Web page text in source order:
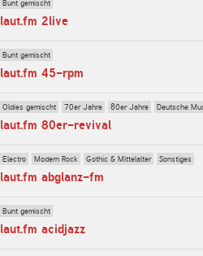
Bunt gemischt
laut.fm 2live
Bunt gemischt
laut.fm 45-rpm
Oldies gemischt 70er Jahre 80er Jahre Deutsche
laut.fm 80er-revival
Electro Modern Rock Gothic & Mittelalter Sonstiges
laut.fm abglanz-fm
Bunt gemischt
laut.fm acidjazz